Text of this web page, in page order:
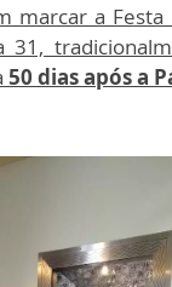
marcar a
31,
50 dias após a